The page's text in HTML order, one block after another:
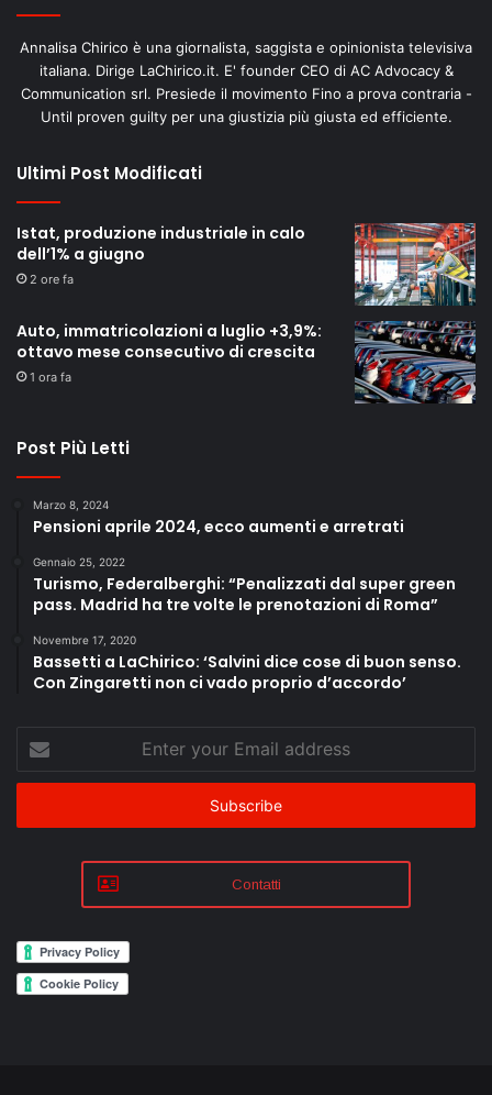
Annalisa Chirico è una giornalista, saggista e opinionista televisiva
italiana. Dirige LaChirico.it. E' founder CEO di AC Advocacy &
Communication srl. Presiede il movimento Fino a prova contraria -
Until proven guilty per una giustizia più giusta ed efficiente.
Ultimi Post Modificati
Istat, produzione industriale in calo
dell’1% a giugno
2 ore fa
Auto, immatricolazioni a luglio +3,9%:
ottavo mese consecutivo di crescita
1 ora fa
Post Più Letti
Marzo 8, 2024
Pensioni aprile 2024, ecco aumenti e arretrati
Gennaio 25, 2022
Turismo, Federalberghi: “Penalizzati dal super green
pass. Madrid ha tre volte le prenotazioni di Roma”
Novembre 17, 2020
Bassetti a LaChirico: ‘Salvini dice cose di buon senso.
Con Zingaretti non ci vado proprio d’accordo’
your
Email
Contatti